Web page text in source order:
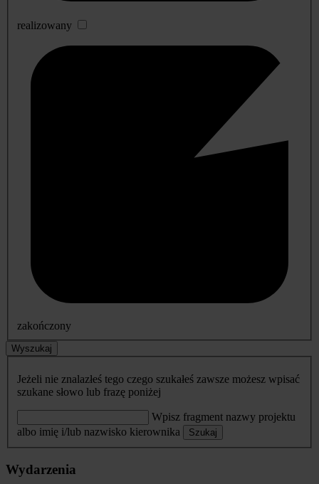
realizowany
zakończony
Wyszukaj
Jeżeli nie znalazłeś tego czego szukałeś zawsze możesz wpisać
szukane słowo lub frazę poniżej
Wpisz fragment nazwy projektu
albo imię i/lub nazwisko kierownika
Szukaj
Wydarzenia